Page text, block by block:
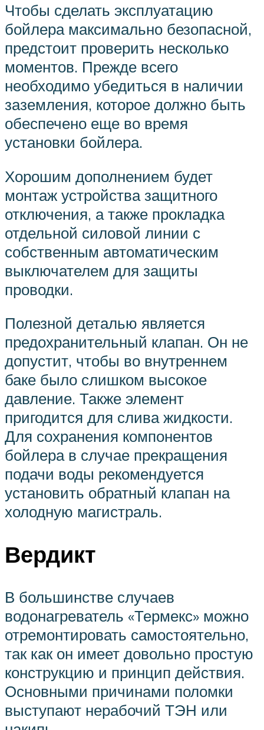
Чтобы сделать эксплуатацию
бойлера максимально безопасной,
предстоит проверить несколько
моментов. Прежде всего
необходимо убедиться в наличии
заземления, которое должно быть
обеспечено еще во время
установки бойлера.
Хорошим дополнением будет
монтаж устройства защитного
отключения, а также прокладка
отдельной силовой линии с
собственным автоматическим
выключателем для защиты
проводки.
Полезной деталью является
предохранительный клапан. Он не
допустит, чтобы во внутреннем
баке было слишком высокое
давление. Также элемент
пригодится для слива жидкости.
Для сохранения компонентов
бойлера в случае прекращения
подачи воды рекомендуется
установить обратный клапан на
холодную магистраль.
Вердикт
В большинстве случаев
водонагреватель «Термекс» можно
отремонтировать самостоятельно,
так как он имеет довольно простую
конструкцию и принцип действия.
Основными причинами поломки
выступают нерабочий ТЭН или